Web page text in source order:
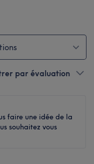
par évaluation
faire une idée de la
souhaitez vous